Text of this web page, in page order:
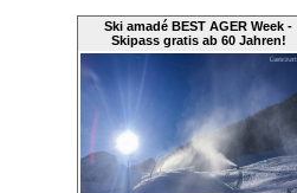
Ski amadé BEST AGER Week -
Skipass gratis ab 60 Jahren!